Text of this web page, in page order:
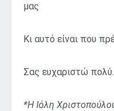
μας
Κι αυτό είναι που
Σας ευχαριστώ πολύ.
*H Ιόλη